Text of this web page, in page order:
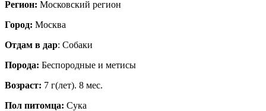
Регион: Московский регион
Город: Москва
Отдам в дар: Собаки
Порода: Бeспородные и метисы
Возраст: 7 г(лет). 8 мес.
Пол питомца: Сука